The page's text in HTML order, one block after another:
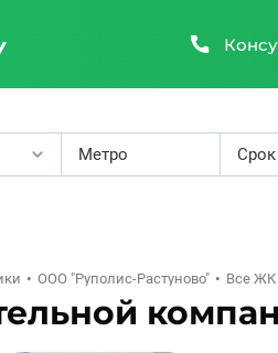
₽
Метро
ООО "Руполис-Растуново" Все ЖК